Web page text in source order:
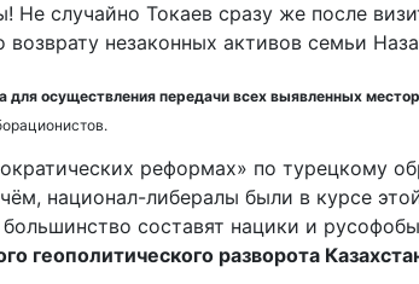
Не случайно Токаев сразу же после
незаконных активов семьи
для осуществления передачи всех выявленных
реформах» по турецкому
национал-либералы были в курсе
составят нацики и
геополитического разворота